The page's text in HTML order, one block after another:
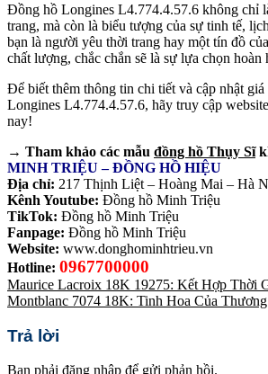
Đồng hồ Longines L4.774.4.57.6 không chỉ
trang, mà còn là biểu tượng của sự tinh tế,
bạn là người yêu thời trang hay một tín đồ
chất lượng, chắc chắn sẽ là sự lựa chọn hoàn
Để biết thêm thông tin chi tiết và cập nhật giá
Longines L4.774.4.57.6, hãy truy cập
nay!
→ Tham khảo các mẫu đồng hồ Thụy Sĩ
MINH TRIỆU – ĐỒNG HỒ HIỆU
Địa chỉ: 217 Thịnh Liệt – Hoàng Mai – Hà
Kênh Youtube: Đồng hồ Minh Triệu
TikTok: Đồng hồ Minh Triệu
Fanpage: Đồng hồ Minh Triệu
Website: www.donghominhtrieu.vn
Hotline: 0967700000
Maurice Lacroix 18K 19275: Kết Hợp Thời
Montblanc 7074 18K: Tinh Hoa Của
Trả lời
Bạn phải đăng nhập để gửi phản hồi.